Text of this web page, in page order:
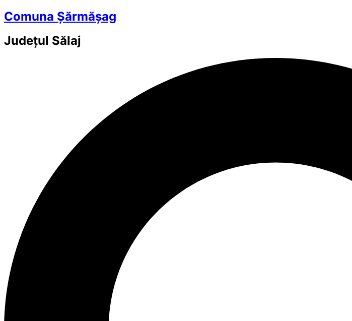
Comuna Șărmășag
Județul Sălaj